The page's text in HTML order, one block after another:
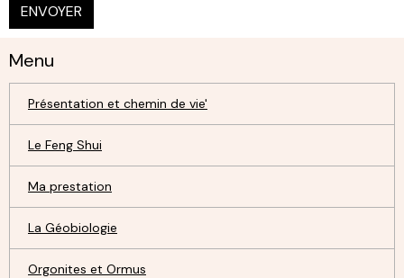
ENVOYER
Menu
Présentation et chemin de vie'
Le Feng Shui
Ma prestation
La Géobiologie
Orgonites et Ormus